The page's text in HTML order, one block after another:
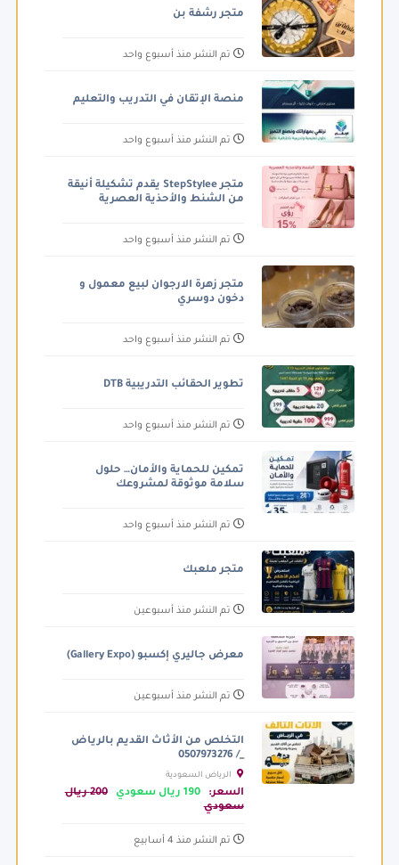
متجر رشفة بن
تم النشر منذ أسبوع واحد
منصة الإتقان في التدريب والتعليم
تم النشر منذ أسبوع واحد
متجر StepStylee يقدم تشكيلة أنيقة
من الشنط والأحذية العصرية
تم النشر منذ أسبوع واحد
متجر زهرة الارجوان لبيع معمول و
دخون دوسري
تم النشر منذ أسبوع واحد
تطوير الحقائب التدريبية DTB
تم النشر منذ أسبوع واحد
تمكين للحماية والأمان… حلول
سلامة موثوقة لمشروعك
تم النشر منذ أسبوع واحد
متجر ملعبك
تم النشر منذ أسبوعين
معرض جاليري إكسبو (Gallery Expo)
تم النشر منذ أسبوعين
التخلص من الأثاث القديم بالرياض
_/ 0507973276
السعر: 190 ريال سعودي
200 ريال
سعودي
تم النشر منذ 4 أسابيع